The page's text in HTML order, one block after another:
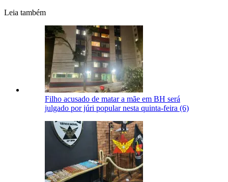
Leia também
Filho acusado de matar a mãe em BH será
julgado por júri popular nesta quinta-feira (6)